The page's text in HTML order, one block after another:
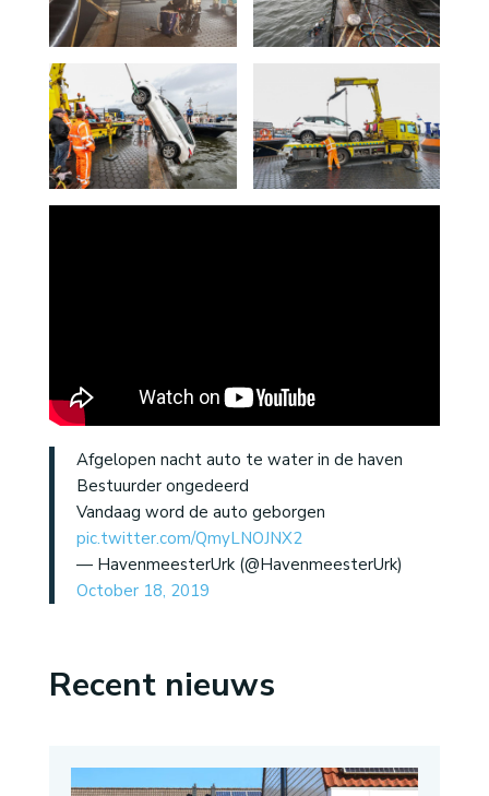
Afgelopen nacht auto te water in de haven
Bestuurder ongedeerd
Vandaag word de auto geborgen
pic.twitter.com/QmyLNOJNX2
— HavenmeesterUrk (@HavenmeesterUrk)
October 18, 2019
Recent nieuws